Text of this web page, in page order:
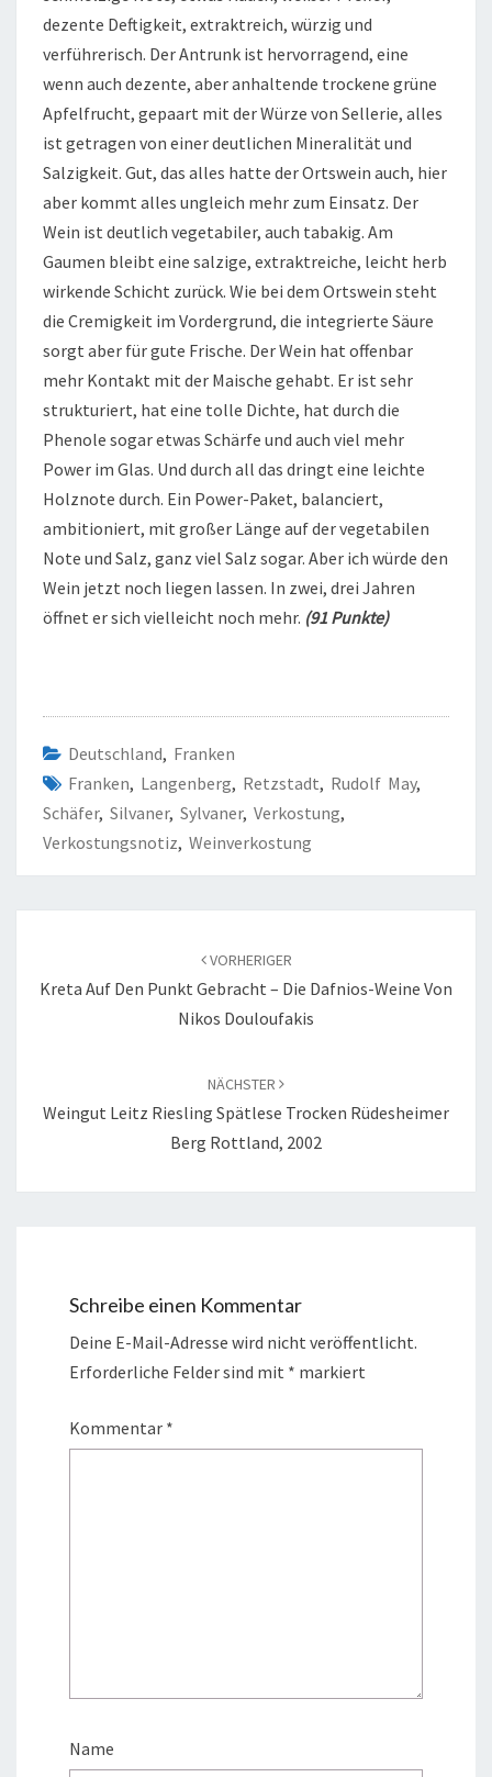
dezente Deftigkeit, extraktreich, würzig und
verführerisch. Der Antrunk ist hervorragend, eine
wenn auch dezente, aber anhaltende trockene grüne
Apfelfrucht, gepaart mit der Würze von Sellerie, alles
ist getragen von einer deutlichen Mineralität und
Salzigkeit. Gut, das alles hatte der Ortswein auch, hier
aber kommt alles ungleich mehr zum Einsatz. Der
Wein ist deutlich vegetabiler, auch tabakig. Am
Gaumen bleibt eine salzige, extraktreiche, leicht herb
wirkende Schicht zurück. Wie bei dem Ortswein steht
die Cremigkeit im Vordergrund, die integrierte Säure
sorgt aber für gute Frische. Der Wein hat offenbar
mehr Kontakt mit der Maische gehabt. Er ist sehr
strukturiert, hat eine tolle Dichte, hat durch die
Phenole sogar etwas Schärfe und auch viel mehr
Power im Glas. Und durch all das dringt eine leichte
Holznote durch. Ein Power-Paket, balanciert,
ambitioniert, mit großer Länge auf der vegetabilen
Note und Salz, ganz viel Salz sogar. Aber ich würde den
Wein jetzt noch liegen lassen. In zwei, drei Jahren
öffnet er sich vielleicht noch mehr. (91 Punkte)
Deutschland, Franken
Franken, Langenberg, Retzstadt, Rudolf May,
Schäfer, Silvaner, Sylvaner, Verkostung,
Verkostungsnotiz, Weinverkostung
VORHERIGER
Kreta Auf Den Punkt Gebracht – Die Dafnios-Weine Von
Nikos Douloufakis
NÄCHSTER
Weingut Leitz Riesling Spätlese Trocken Rüdesheimer
Berg Rottland, 2002
Schreibe einen Kommentar
Deine E-Mail-Adresse wird nicht veröffentlicht.
Erforderliche Felder sind mit * markiert
Kommentar *
Name